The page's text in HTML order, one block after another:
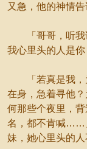
又急，他的神情
「哥哥，听我说
我心里头的人是
「若真是我，
在身，急着寻他
何那些个夜里，
名，都不肯喊……
妹，她心里头的